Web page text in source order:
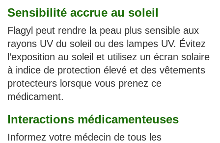
Sensibilité accrue au soleil
Flagyl peut rendre la peau plus sensible aux
rayons UV du soleil ou des lampes UV. Évitez
l’exposition au soleil et utilisez un écran solaire
à indice de protection élevé et des vêtements
protecteurs lorsque vous prenez ce
médicament.
Interactions médicamenteuses
Informez votre médecin de tous les